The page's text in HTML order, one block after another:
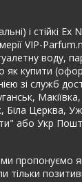
і стійкі
VIP-
воду,
купити
зі служб
Біла Церква,
або Укр
пропонуємо